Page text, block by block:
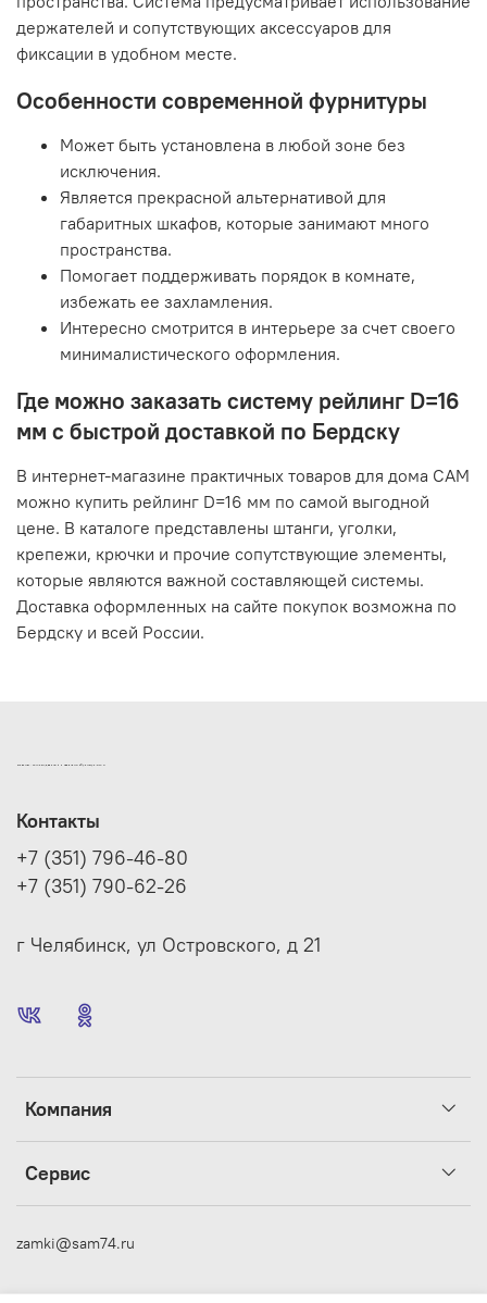
держателей и сопутствующих аксессуаров для
фиксации в удобном месте.
Особенности современной фурнитуры
Может быть установлена в любой зоне без
исключения.
Является прекрасной альтернативой для
габаритных шкафов, которые занимают много
пространства.
Помогает поддерживать порядок в комнате,
избежать ее захламления.
Интересно смотрится в интерьере за счет своего
минималистического оформления.
Где можно заказать систему рейлинг D=16
мм с быстрой доставкой по Бердску
В интернет-магазине практичных товаров для дома САМ
можно купить рейлинг D=16 мм по самой выгодной
цене. В каталоге представлены штанги, уголки,
крепежи, крючки и прочие сопутствующие элементы,
которые являются важной составляющей системы.
Доставка оформленных на сайте покупок возможна по
Бердску и всей России.
Компания
Сервис
Контакты
+7 (351) 796-46-80
+7 (351) 790-62-26
г Челябинск, ул Островского, д 21
zamki@sam74.ru